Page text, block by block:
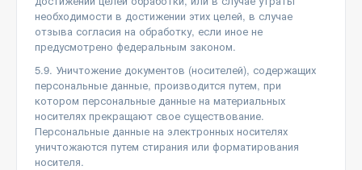
необходимости в достижении этих целей, в случае
отзыва согласия на обработку, если иное не
предусмотрено федеральным законом.
5.9. Уничтожение документов (носителей), содержащих
персональные данные, производится путем, при
котором персональные данные на материальных
носителях прекращают свое существование.
Персональные данные на электронных носителях
уничтожаются путем стирания или форматирования
носителя.